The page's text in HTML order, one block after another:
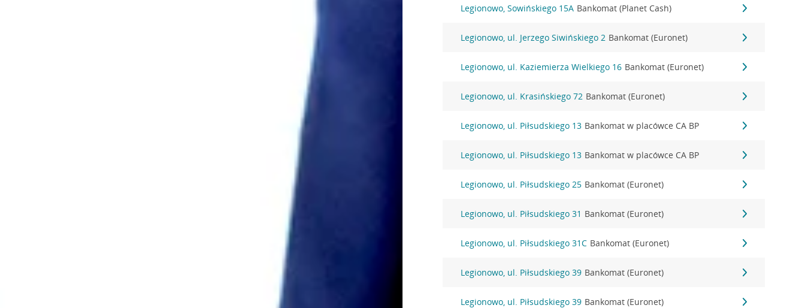
Legionowo, Sowińskiego 15A Bankomat (Planet Cash)
Legionowo, ul. Jerzego Siwińskiego 2 Bankomat (Euronet)
Legionowo, ul. Kaziemierza Wielkiego 16 Bankomat (Euronet)
Legionowo, ul. Krasińskiego 72 Bankomat (Euronet)
Legionowo, ul. Piłsudskiego 13 Bankomat w placówce CA BP
Legionowo, ul. Piłsudskiego 13 Bankomat w placówce CA BP
Legionowo, ul. Piłsudskiego 25 Bankomat (Euronet)
Legionowo, ul. Piłsudskiego 31 Bankomat (Euronet)
Legionowo, ul. Piłsudskiego 31C Bankomat (Euronet)
Legionowo, ul. Piłsudskiego 39 Bankomat (Euronet)
Legionowo, ul. Piłsudskiego 39 Bankomat (Euronet)